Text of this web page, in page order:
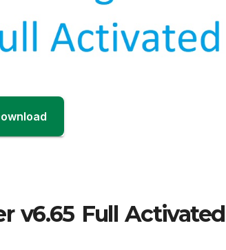
v6.65 Full Activated